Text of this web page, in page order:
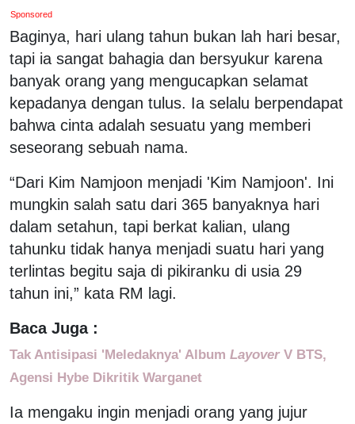
Sponsored
Baginya, hari ulang tahun bukan lah hari besar,
tapi ia sangat bahagia dan bersyukur karena
banyak orang yang mengucapkan selamat
kepadanya dengan tulus. Ia selalu berpendapat
bahwa cinta adalah sesuatu yang memberi
seseorang sebuah nama.
“Dari Kim Namjoon menjadi 'Kim Namjoon'. Ini
mungkin salah satu dari 365 banyaknya hari
dalam setahun, tapi berkat kalian, ulang
tahunku tidak hanya menjadi suatu hari yang
terlintas begitu saja di pikiranku di usia 29
tahun ini,” kata RM lagi.
Baca Juga :
Tak Antisipasi 'Meledaknya' Album LayoverV BTS,
Agensi Hybe Dikritik Warganet
Ia mengaku ingin menjadi orang yang jujur